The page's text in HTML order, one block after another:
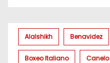
Alalshikh Benavidez
Boxeo Italiano Canelo